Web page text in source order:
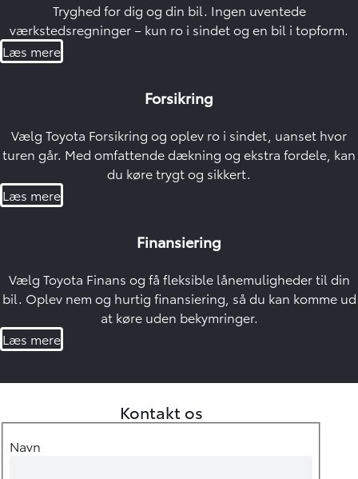
Tryghed for dig og din bil. Ingen uventede
værkstedsregninger – kun ro i sindet og en bil i topform.
Læs mere
Forsikring
Vælg Toyota Forsikring og oplev ro i sindet, uanset hvor
turen går. Med omfattende dækning og ekstra fordele, kan
du køre trygt og sikkert.
Læs mere
Finansiering
Vælg Toyota Finans og få fleksible lånemuligheder til din
bil. Oplev nem og hurtig finansiering, så du kan komme ud
at køre uden bekymringer.
Læs mere
Kontakt os
Navn